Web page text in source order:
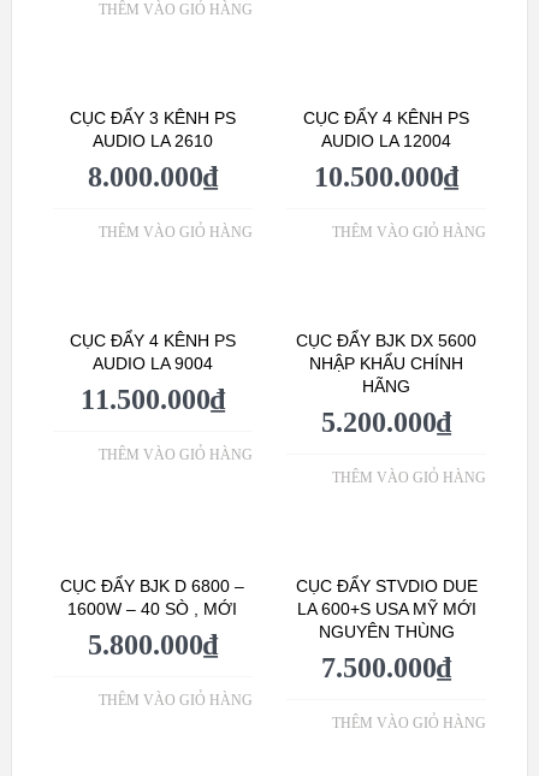
THÊM VÀO GIỎ HÀNG
CỤC ĐẨY 3 KÊNH PS
AUDIO LA 2610
8.000.000₫
THÊM VÀO GIỎ HÀNG
CỤC ĐẨY 4 KÊNH PS
AUDIO LA 12004
10.500.000₫
THÊM VÀO GIỎ HÀNG
CỤC ĐẨY 4 KÊNH PS
AUDIO LA 9004
11.500.000₫
THÊM VÀO GIỎ HÀNG
CỤC ĐẨY BJK DX 5600
NHẬP KHẨU CHÍNH
HÃNG
5.200.000₫
THÊM VÀO GIỎ HÀNG
CỤC ĐẨY BJK D 6800 –
1600W – 40 SÒ , MỚI
5.800.000₫
THÊM VÀO GIỎ HÀNG
CỤC ĐẨY STVDIO DUE
LA 600+S USA MỸ MỚI
NGUYÊN THÙNG
7.500.000₫
THÊM VÀO GIỎ HÀNG